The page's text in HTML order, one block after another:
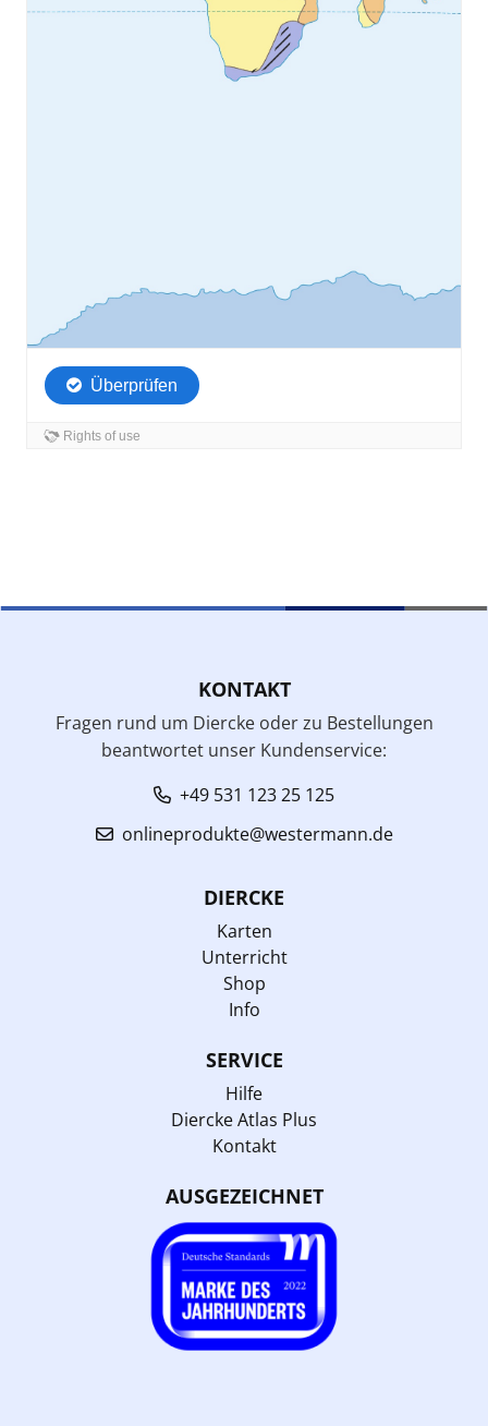
KONTAKT
Fragen rund um Diercke oder zu Bestellungen
beantwortet unser Kundenservice:
+49 531 123 25 125
onlineprodukte@westermann.de
DIERCKE
Karten
Unterricht
Shop
Info
SERVICE
Hilfe
Diercke Atlas Plus
Kontakt
AUSGEZEICHNET